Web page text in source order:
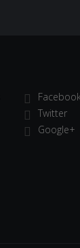
Twitter
Google+